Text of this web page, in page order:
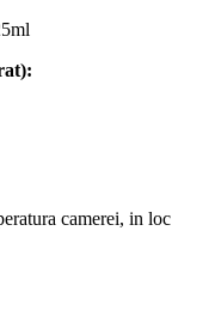
:
camerei, in loc